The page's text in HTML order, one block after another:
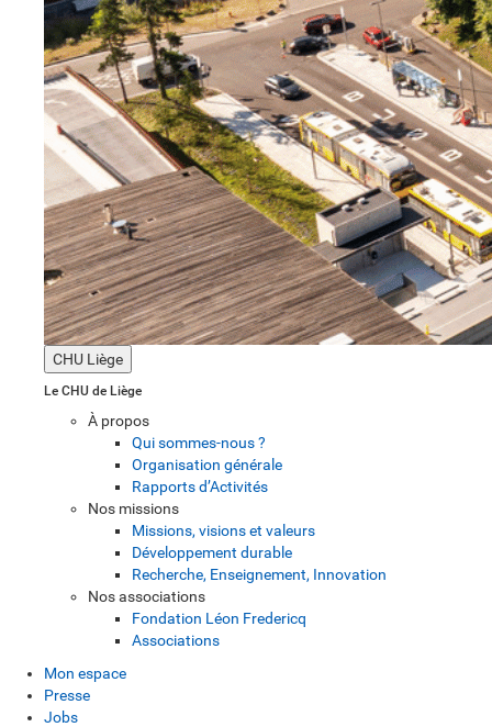
CHU Liège
Le CHU de Liège
À propos
Qui sommes-nous ?
Organisation générale
Rapports d’Activités
Nos missions
Missions, visions et valeurs
Développement durable
Recherche, Enseignement, Innovation
Nos associations
Fondation Léon Fredericq
Associations
Mon espace
Presse
Jobs